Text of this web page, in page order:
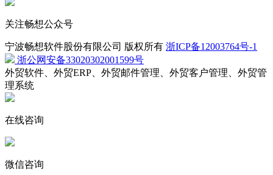
关注畅想公众号
宁波畅想软件股份有限公司 版权所有 浙ICP备12003764号-1
浙公网安备33020302001599号
外贸软件、外贸ERP、外贸邮件管理、外贸客户管理、外贸管
理系统
在线咨询
微信咨询